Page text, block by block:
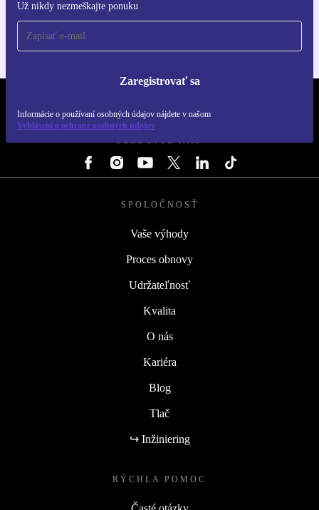
Už nikdy nezmeškajte ponuku
Zaregistrovať sa
Informácie o používaní osobných údajov nájdete v našom
Vyhlásení o ochrane osobných údajov
Pre iOS a Android
SLEDUJTE NÁS
SPOLOČNOSŤ
Vaše výhody
Proces obnovy
Udržateľnosť
Kvalita
O nás
Kariéra
Blog
Tlač
↪ Inžiniering
RÝCHLA POMOC